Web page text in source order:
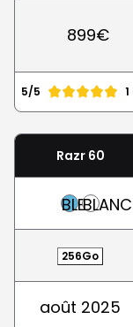
899€
5/5
Razr 60
BLEUBLANC
256Go
août 2025